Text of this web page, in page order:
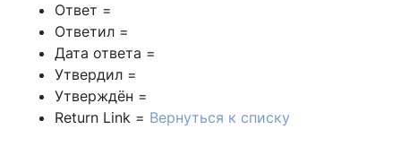
Ответ =
Ответил =
Дата ответа =
Утвердил =
Утверждён =
Return Link = Вернуться к списку